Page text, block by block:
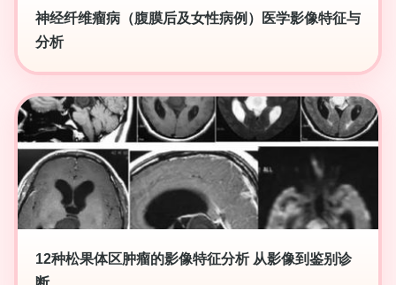
神经纤维瘤病（腹膜后及女性病例）医学影像特征与
分析
12种松果体区肿瘤的影像特征分析 从影像到鉴别诊